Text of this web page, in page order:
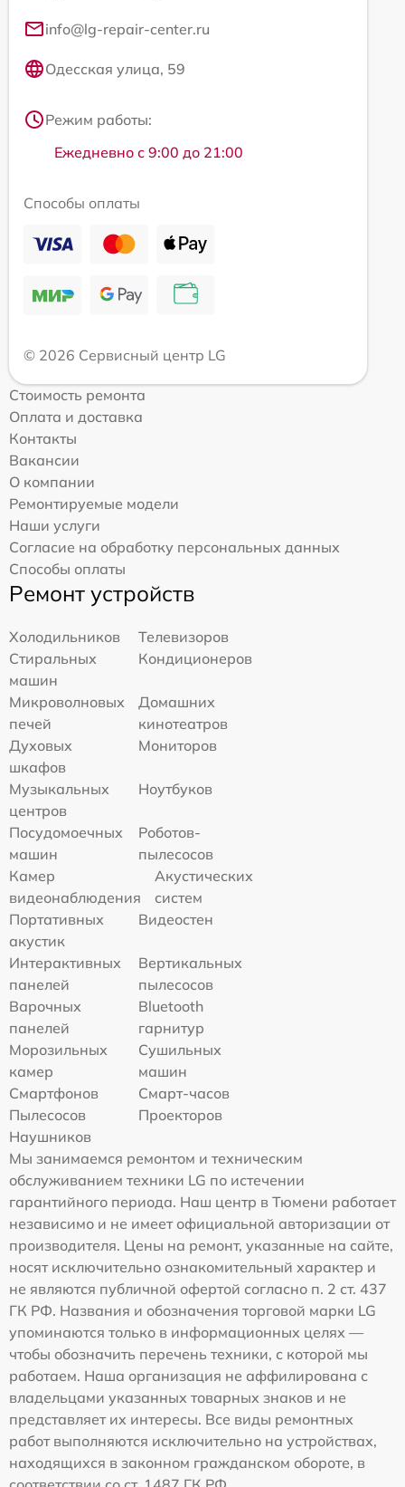
info@lg-repair-center.ru
Одесская улица, 59
Режим работы:
Ежедневно с 9:00 до 21:00
Способы оплаты
© 2026 Сервисный центр LG
Стоимость ремонта
Оплата и доставка
Контакты
Вакансии
О компании
Ремонтируемые модели
Наши услуги
Согласие на обработку персональных данных
Способы оплаты
Ремонт устройств
Холодильников
Телевизоров
Стиральных
машин
Кондиционеров
Микроволновых
печей
Домашних
кинотеатров
Духовых
шкафов
Мониторов
Музыкальных
центров
Ноутбуков
Посудомоечных
машин
Роботов-
пылесосов
Камер
видеонаблюдения
Акустических
систем
Портативных
акустик
Видеостен
Интерактивных
панелей
Вертикальных
пылесосов
Варочных
панелей
Bluetooth
гарнитур
Морозильных
камер
Сушильных
машин
Смартфонов
Смарт-часов
Пылесосов
Проекторов
Наушников
Мы занимаемся ремонтом и техническим
обслуживанием техники LG по истечении
гарантийного периода. Наш центр в Тюмени работает
независимо и не имеет официальной авторизации от
производителя. Цены на ремонт, указанные на сайте,
носят исключительно ознакомительный характер и
не являются публичной офертой согласно п. 2 ст. 437
ГК РФ. Названия и обозначения торговой марки LG
упоминаются только в информационных целях —
чтобы обозначить перечень техники, с которой мы
работаем. Наша организация не аффилирована с
владельцами указанных товарных знаков и не
представляет их интересы. Все виды ремонтных
работ выполняются исключительно на устройствах,
находящихся в законном гражданском обороте, в